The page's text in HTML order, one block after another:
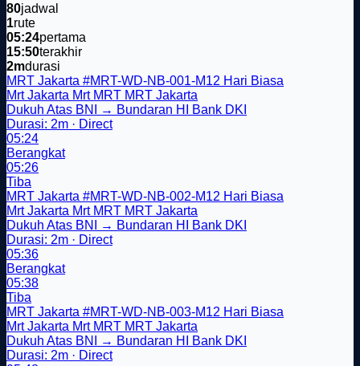
80jadwal
1rute
05:24pertama
15:50terakhir
2mdurasi
MRT Jakarta #MRT-WD-NB-001-M12 Hari Biasa
Mrt Jakarta Mrt MRT MRT Jakarta
Dukuh Atas BNI → Bundaran HI Bank DKI
Durasi: 2m · Direct
05:24
Berangkat
05:26
Tiba
MRT Jakarta #MRT-WD-NB-002-M12 Hari Biasa
Mrt Jakarta Mrt MRT MRT Jakarta
Dukuh Atas BNI → Bundaran HI Bank DKI
Durasi: 2m · Direct
05:36
Berangkat
05:38
Tiba
MRT Jakarta #MRT-WD-NB-003-M12 Hari Biasa
Mrt Jakarta Mrt MRT MRT Jakarta
Dukuh Atas BNI → Bundaran HI Bank DKI
Durasi: 2m · Direct